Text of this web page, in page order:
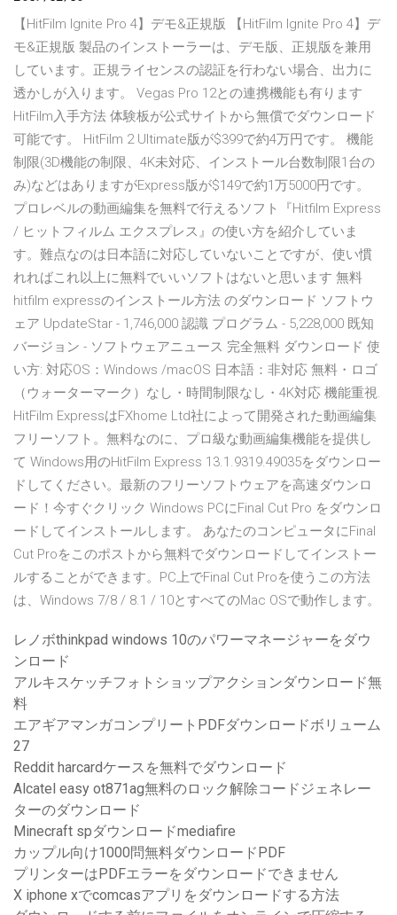
【HitFilm Ignite Pro 4】デモ&正規版
【HitFilm Ignite Pro 4】デ
モ&正規版 製品のインストーラーは、デモ版、正規版を兼用
しています。正規ライセンスの認証を行わない場合、出力に
透かしが入ります。 Vegas Pro 12との連携機能も有ります
HitFilm入手方法 体験板が公式サイトから無償でダウンロード
可能です。 HitFilm 2 Ultimate版が$399で約4万円です。 機能
制限(3D機能の制限、4K未対応、インストール台数制限1台の
み)などはありますがExpress版が$149で約1万5000円です。
プロレベルの動画編集を無料で行えるソフト『Hitfilm Express
/ ヒットフィルム エクスプレス』の使い方を紹介していま
す。難点なのは日本語に対応していないことですが、使い慣
れればこれ以上に無料でいいソフトはないと思います 無料
hitfilm expressのインストール方法 のダウンロード ソフトウ
ェア UpdateStar - 1,746,000 認識 プログラム - 5,228,000 既知
バージョン - ソフトウェアニュース 完全無料 ダウンロード 使
い方: 対応OS：Windows /macOS 日本語：非対応 無料・ロゴ
（ウォーターマーク）なし・時間制限なし・4K対応 機能重視.
HitFilm ExpressはFXhome Ltd社によって開発された動画編集
フリーソフト。無料なのに、プロ級な動画編集機能を提供し
て Windows用のHitFilm Express 13.1.9319.49035をダウンロー
ドしてください。最新のフリーソフトウェアを高速ダウンロ
ード！今すぐクリック Windows PCにFinal Cut Pro をダウンロ
ードしてインストールします。 あなたのコンピュータにFinal
Cut Proをこのポストから無料でダウンロードしてインストー
ルすることができます。PC上でFinal Cut Proを使うこの方法
は、Windows 7/8 / 8.1 / 10とすべてのMac OSで動作します。
レノボthinkpad windows 10のパワーマネージャーをダウ
ンロード
アルキスケッチフォトショップアクションダウンロード無
料
エアギアマンガコンプリートPDFダウンロードボリューム
27
Reddit harcardケースを無料でダウンロード
Alcatel easy ot871ag無料のロック解除コードジェネレー
ターのダウンロード
Minecraft spダウンロードmediafire
カップル向け1000問無料ダウンロードPDF
プリンターはPDFエラーをダウンロードできません
X iphone xでcomcasアプリをダウンロードする方法